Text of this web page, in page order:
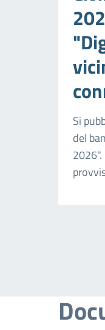
Si
del